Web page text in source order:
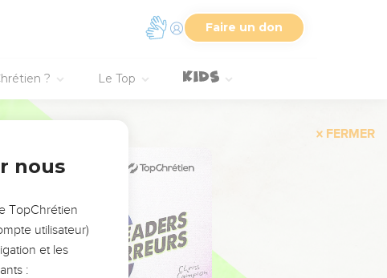
Faire un don
? Le Top
FERMER
nous
TopChrétien
utilisateur)
et les
: